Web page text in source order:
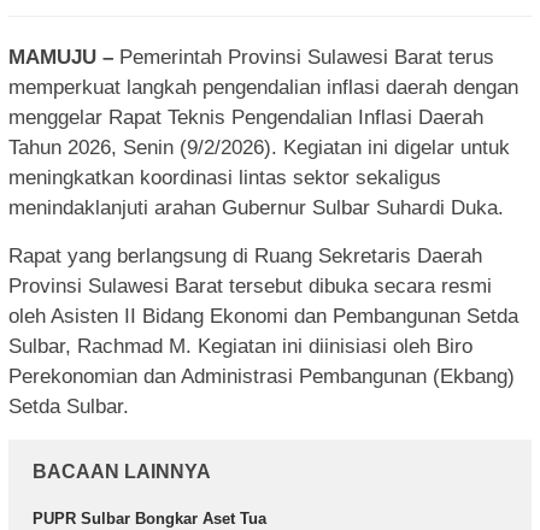
MAMUJU – Pemerintah Provinsi Sulawesi Barat terus
memperkuat langkah pengendalian inflasi daerah dengan
menggelar Rapat Teknis Pengendalian Inflasi Daerah
Tahun 2026, Senin (9/2/2026). Kegiatan ini digelar untuk
meningkatkan koordinasi lintas sektor sekaligus
menindaklanjuti arahan Gubernur Sulbar Suhardi Duka.
Rapat yang berlangsung di Ruang Sekretaris Daerah
Provinsi Sulawesi Barat tersebut dibuka secara resmi
oleh Asisten II Bidang Ekonomi dan Pembangunan Setda
Sulbar, Rachmad M. Kegiatan ini diinisiasi oleh Biro
Perekonomian dan Administrasi Pembangunan (Ekbang)
Setda Sulbar.
BACAAN LAINNYA
PUPR Sulbar Bongkar Aset Tua